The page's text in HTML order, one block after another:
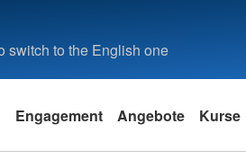
switch to the English one
Engagement Angebote Kurse